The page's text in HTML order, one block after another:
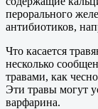
перорального
антибиотиков,
Что касается
несколько
травами, как
Эти травы могут
варфарина.